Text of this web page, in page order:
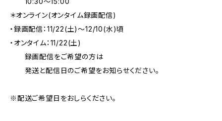
＊オンライン(オンタイム録画配信)
・録画配信：11/22(土)～12/10(水)頃
・オンタイム：11/22(土)
録画配信をご希望の方は
発送と配信日のご希望をお知らせください。
※配送ご希望日をおしらください。